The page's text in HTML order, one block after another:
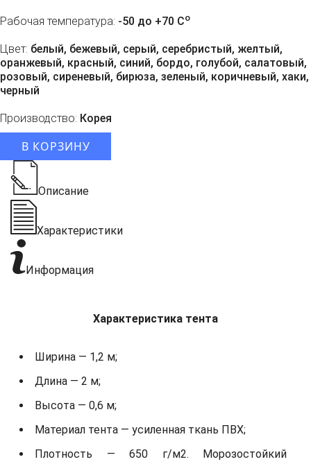
Рабочая температура: -50 до +70 Co
Цвет: белый, бежевый, серый, серебристый, желтый,
оранжевый, красный, синий, бордо, голубой, салатовый,
розовый, сиреневый, бирюза, зеленый, коричневый, хаки,
черный
Производство: Корея
В КОРЗИНУ
Описание
Характеристики
Информация
Характеристика тента
Ширина — 1,2 м;
Длина — 2 м;
Высота — 0,6 м;
Материал тента — усиленная ткань ПВХ;
Плотность — 650 г/м2. Морозостойкий